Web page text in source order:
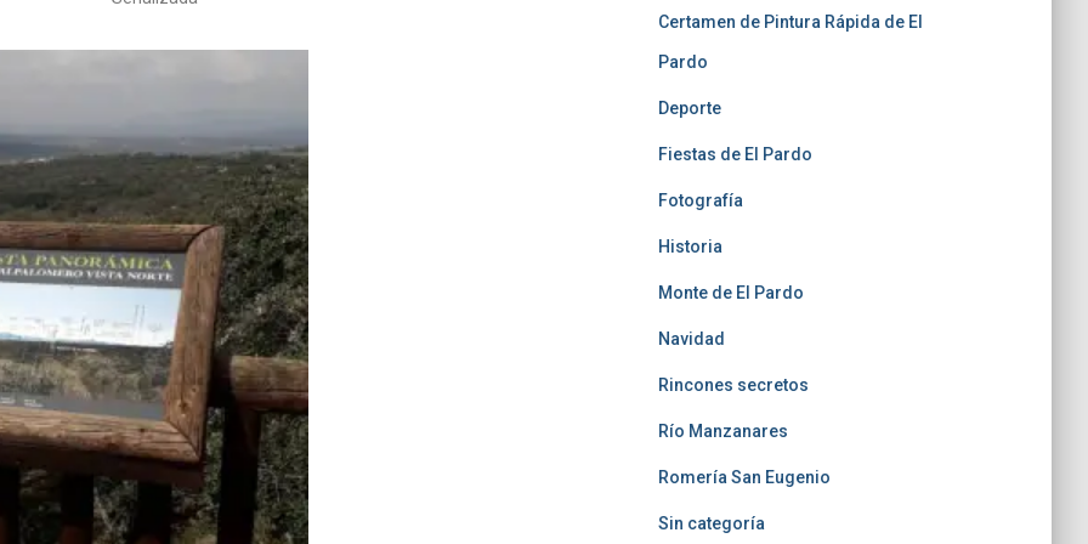
Certamen de Pintura Rápida de El
Pardo
Deporte
Fiestas de El Pardo
Fotografía
Historia
Monte de El Pardo
Navidad
Rincones secretos
Río Manzanares
Romería San Eugenio
Sin categoría